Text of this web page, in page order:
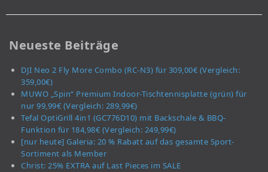
Neueste Beiträge
DJI Neo 2 Fly More Combo (RC-N3) für 309,00€ (Vergleich:
359,00€)
MUWO „Spin“ Premium Indoor-Tischtennisplatte (grün) für
nur 99,99€ (Vergleich: 289,99€)
Tefal OptiGrill 4in1 (GC776D10) mit Backschale & BBQ-
Funktion für 184,98€ (Vergleich: 249,99€)
[nur heute] Galeria: 20 % Rabatt auf das gesamte Sport-
Sortiment als Member
Christ: 25% EXTRA auf Last Pieces im SALE